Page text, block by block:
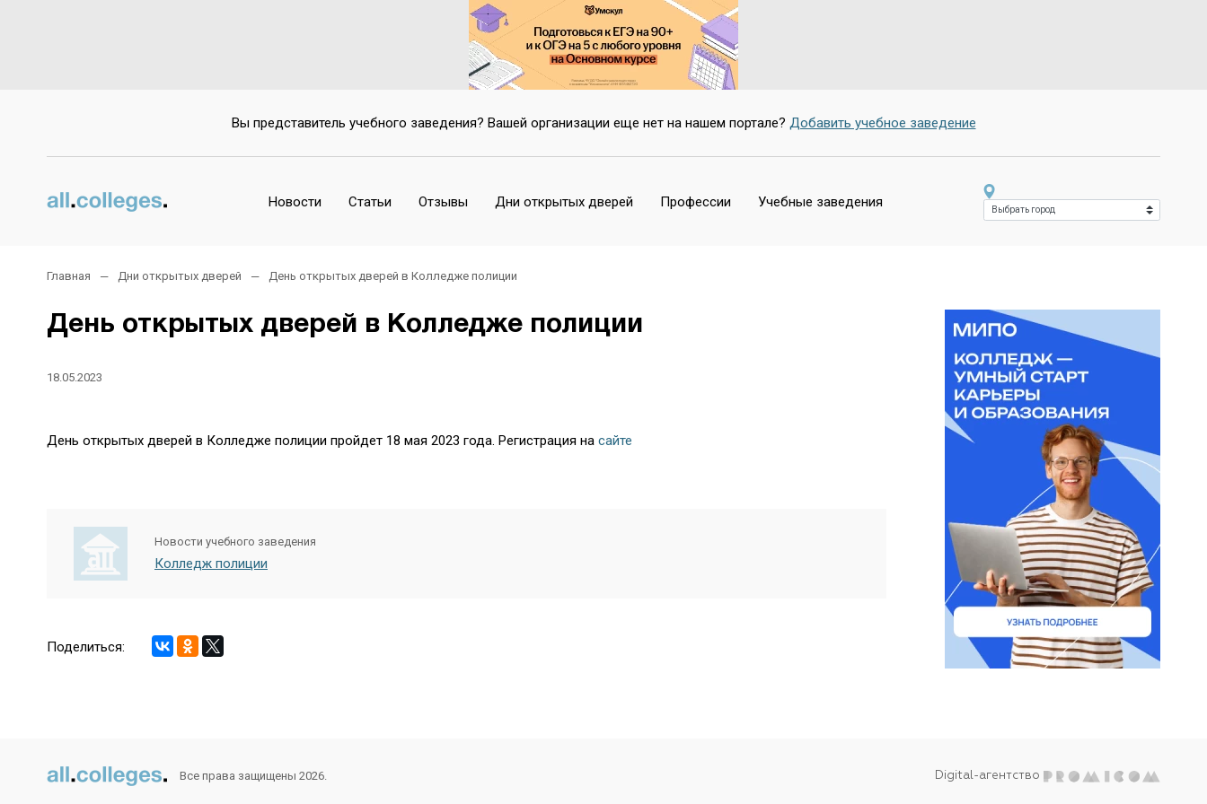
Вы представитель учебного заведения? Вашей организации еще нет на нашем портале? Добавить учебное заведение
Новости Статьи Отзывы Дни открытых дверей Профессии Учебные заведения
Главная Дни открытых дверей День открытых дверей в Колледже полиции
День открытых дверей в Колледже полиции
18.05.2023
День открытых дверей в Колледже полиции пройдет 18 мая 2023 года. Регистрация на сайте
Новости учебного заведения
Колледж полиции
Поделиться:
Все права защищены 2026. Digital-агентство